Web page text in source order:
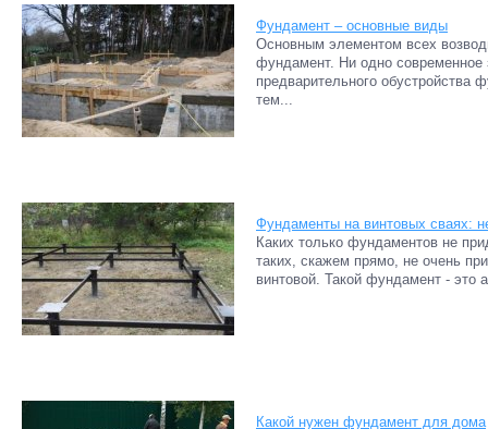
Фундамент – основные виды
Основным элементом всех
фундамент. Ни одно современное
предварительного
тем...
Фундаменты на винтовых сваях:
Каких только фундаментов не
таких, скажем прямо, не очень
винтовой. Такой фундамент - это
Какой нужен фундамент для дома